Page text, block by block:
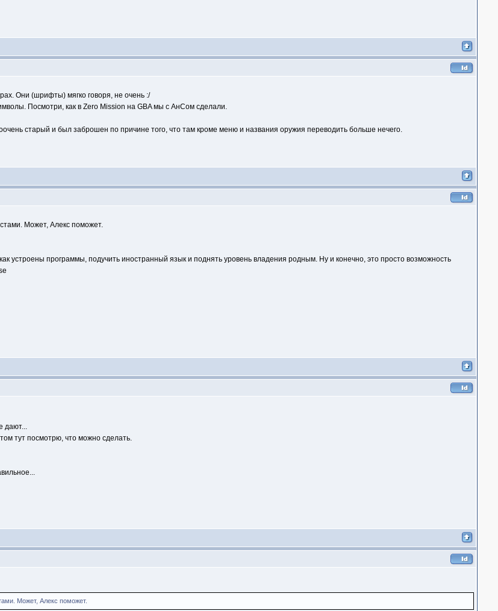
Они (шрифты) мягко говоря, не очень :/
Посмотри, как в Zero Mission на GBA мы с АнСом сделали.
старый и был заброшен по причине того, что там кроме меню и названия оружия переводить больше нечего.
Может, Алекс поможет.
устроены программы, подучить иностранный язык и поднять уровень владения родным. Ну и конечно, это просто возможность
дают...
тут посмотрю, что можно сделать.
Может, Алекс поможет.